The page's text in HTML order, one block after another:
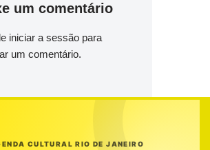
um comentário
iniciar a sessão para
um comentário.
CULTURAL RIO DE JANEIRO